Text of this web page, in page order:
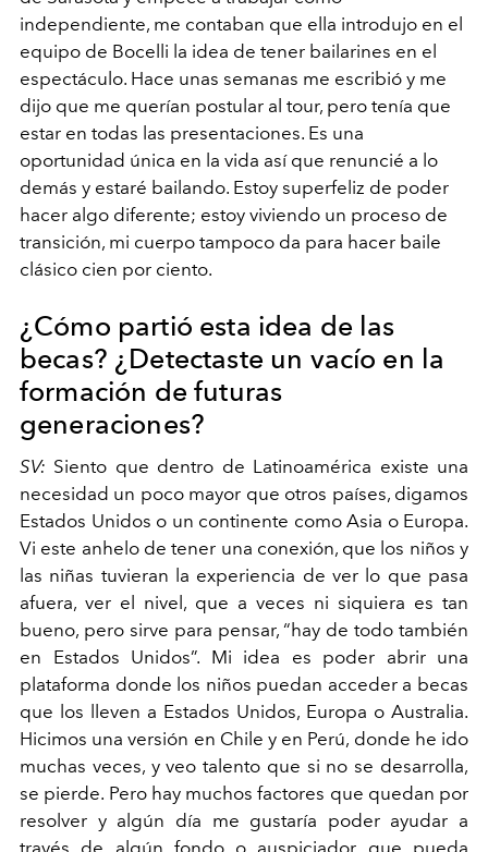
independiente, me contaban que ella introdujo en el
equipo de Bocelli la idea de tener bailarines en el
espectáculo. Hace unas semanas me escribió y me
dijo que me querían postular al tour, pero tenía que
estar en todas las presentaciones. Es una
oportunidad única en la vida así que renuncié a lo
demás y estaré bailando. Estoy superfeliz de poder
hacer algo diferente; estoy viviendo un proceso de
transición, mi cuerpo tampoco da para hacer baile
clásico cien por ciento.
¿Cómo partió esta idea de las
becas? ¿Detectaste un vacío en la
formación de futuras
generaciones?
SV: Siento que dentro de Latinoamérica existe una
necesidad un poco mayor que otros países, digamos
Estados Unidos o un continente como Asia o Europa.
Vi este anhelo de tener una conexión, que los niños y
las niñas tuvieran la experiencia de ver lo que pasa
afuera, ver el nivel, que a veces ni siquiera es tan
bueno, pero sirve para pensar, “hay de todo también
en Estados Unidos”. Mi idea es poder abrir una
plataforma donde los niños puedan acceder a becas
que los lleven a Estados Unidos, Europa o Australia.
Hicimos una versión en Chile y en Perú, donde he ido
muchas veces, y veo talento que si no se desarrolla,
se pierde. Pero hay muchos factores que quedan por
resolver y algún día me gustaría poder ayudar a
través de algún fondo o auspiciador que pueda